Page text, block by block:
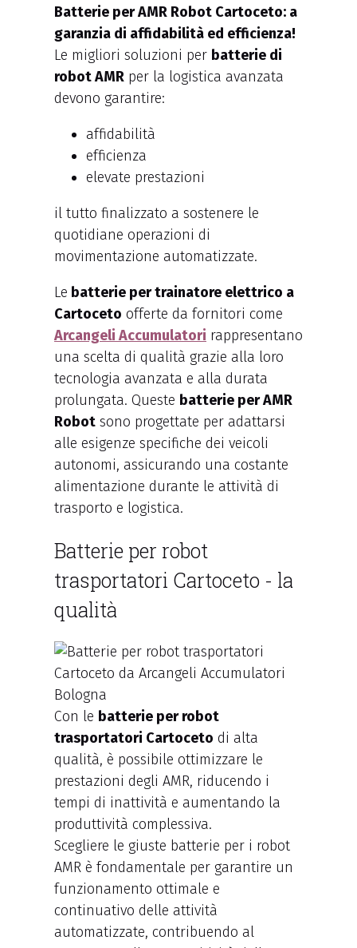
Batterie per AMR Robot Cartoceto: a
garanzia di affidabilità ed efficienza!
Le migliori soluzioni per batterie di
robot AMR per la logistica avanzata
devono garantire:
affidabilità
efficienza
elevate prestazioni
il tutto finalizzato a sostenere le
quotidiane operazioni di
movimentazione automatizzate.
Le batterie per trainatore elettrico a
Cartoceto offerte da fornitori come
Arcangeli Accumulatori rappresentano
una scelta di qualità grazie alla loro
tecnologia avanzata e alla durata
prolungata. Queste batterie per AMR
Robot sono progettate per adattarsi
alle esigenze specifiche dei veicoli
autonomi, assicurando una costante
alimentazione durante le attività di
trasporto e logistica.
Batterie per robot
trasportatori Cartoceto - la
qualità
Con le batterie per robot
trasportatori Cartoceto di alta
qualità, è possibile ottimizzare le
prestazioni degli AMR, riducendo i
tempi di inattività e aumentando la
produttività complessiva.
Scegliere le giuste batterie per i robot
AMR è fondamentale per garantire un
funzionamento ottimale e
continuativo delle attività
automatizzate, contribuendo al